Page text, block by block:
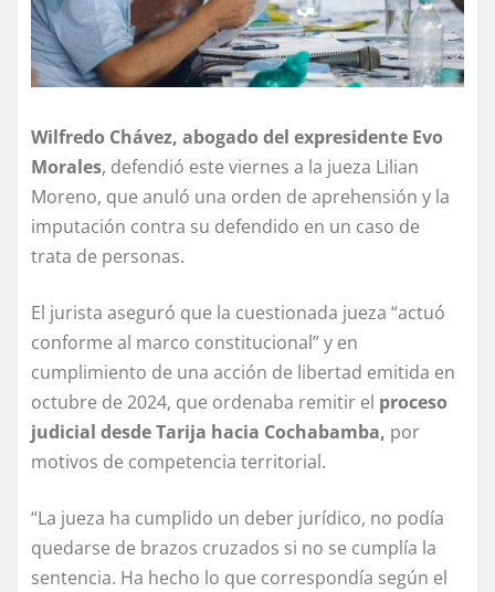
Wilfredo Chávez, abogado del expresidente Evo
Morales, defendió este viernes a la jueza Lilian
Moreno, que anuló una orden de aprehensión y la
imputación contra su defendido en un caso de
trata de personas.
El jurista aseguró que la cuestionada jueza “actuó
conforme al marco constitucional” y en
cumplimiento de una acción de libertad emitida en
octubre de 2024, que ordenaba remitir el proceso
judicial desde Tarija hacia Cochabamba, por
motivos de competencia territorial.
“La jueza ha cumplido un deber jurídico, no podía
quedarse de brazos cruzados si no se cumplía la
sentencia. Ha hecho lo que correspondía según el